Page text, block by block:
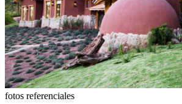
fotos referenciales